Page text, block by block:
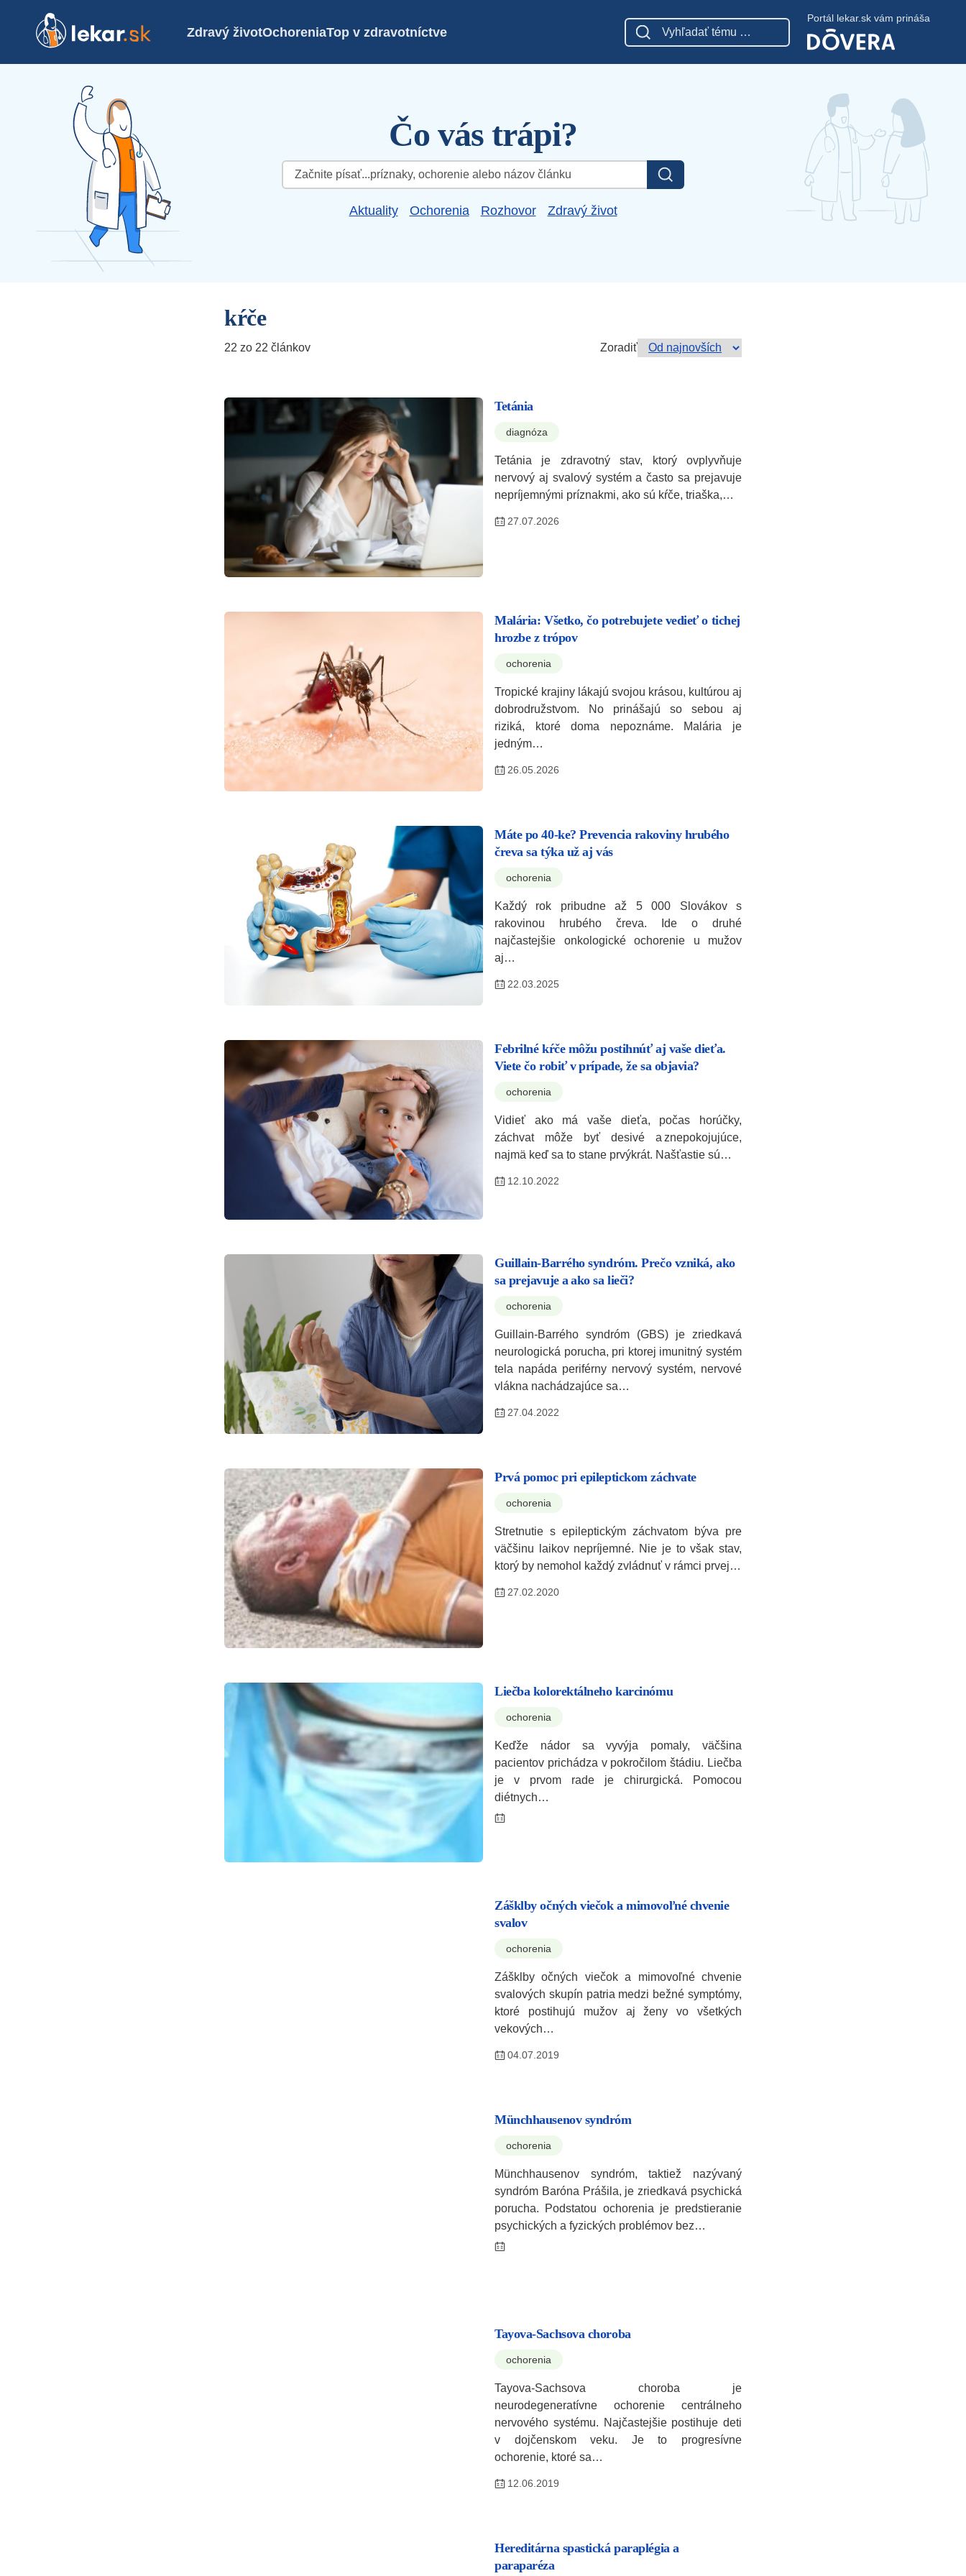
Zdravý životOchoreniaTop v zdravotníctve
Portál lekar.sk vám prináša
Čo vás trápi?
Hľadať:
Aktuality Ochorenia Rozhovor Zdravý život
kŕče
22 zo 22 článkov Zoradiť
Tetánia
diagnóza
Tetánia je zdravotný stav, ktorý ovplyvňuje
nervový aj svalový systém a často sa prejavuje
nepríjemnými príznakmi, ako sú kŕče, triaška,…
27.07.2026
Malária: Všetko, čo potrebujete vedieť o tichej
hrozbe z trópov
ochorenia
Tropické krajiny lákajú svojou krásou, kultúrou aj
dobrodružstvom. No prinášajú so sebou aj
riziká, ktoré doma nepoznáme. Malária je
jedným…
26.05.2026
Máte po 40-ke? Prevencia rakoviny hrubého
čreva sa týka už aj vás
ochorenia
Každý rok pribudne až 5 000 Slovákov s
rakovinou hrubého čreva. Ide o druhé
najčastejšie onkologické ochorenie u mužov
aj…
22.03.2025
Febrilné kŕče môžu postihnúť aj vaše dieťa.
Viete čo robiť v prípade, že sa objavia?
ochorenia
Vidieť ako má vaše dieťa, počas horúčky,
záchvat môže byť desivé a znepokojujúce,
najmä keď sa to stane prvýkrát. Našťastie sú…
12.10.2022
Guillain-Barrého syndróm. Prečo vzniká, ako
sa prejavuje a ako sa lieči?
ochorenia
Guillain-Barrého syndróm (GBS) je zriedkavá
neurologická porucha, pri ktorej imunitný systém
tela napáda periférny nervový systém, nervové
vlákna nachádzajúce sa…
27.04.2022
Prvá pomoc pri epileptickom záchvate
ochorenia
Stretnutie s epileptickým záchvatom býva pre
väčšinu laikov nepríjemné. Nie je to však stav,
ktorý by nemohol každý zvládnuť v rámci prvej…
27.02.2020
Liečba kolorektálneho karcinómu
ochorenia
Keďže nádor sa vyvýja pomaly, väčšina
pacientov prichádza v pokročilom štádiu. Liečba
je v prvom rade je chirurgická. Pomocou
diétnych…
Zášklby očných viečok a mimovoľné chvenie
svalov
ochorenia
Zášklby očných viečok a mimovoľné chvenie
svalových skupín patria medzi bežné symptómy,
ktoré postihujú mužov aj ženy vo všetkých
vekových…
04.07.2019
Münchhausenov syndróm
ochorenia
Münchhausenov syndróm, taktiež nazývaný
syndróm Baróna Prášila, je zriedkavá psychická
porucha. Podstatou ochorenia je predstieranie
psychických a fyzických problémov bez…
Tayova-Sachsova choroba
ochorenia
Tayova-Sachsova choroba je
neurodegeneratívne ochorenie centrálneho
nervového systému. Najčastejšie postihuje deti
v dojčenskom veku. Je to progresívne
ochorenie, ktoré sa…
12.06.2019
Hereditárna spastická paraplégia a
paraparéza